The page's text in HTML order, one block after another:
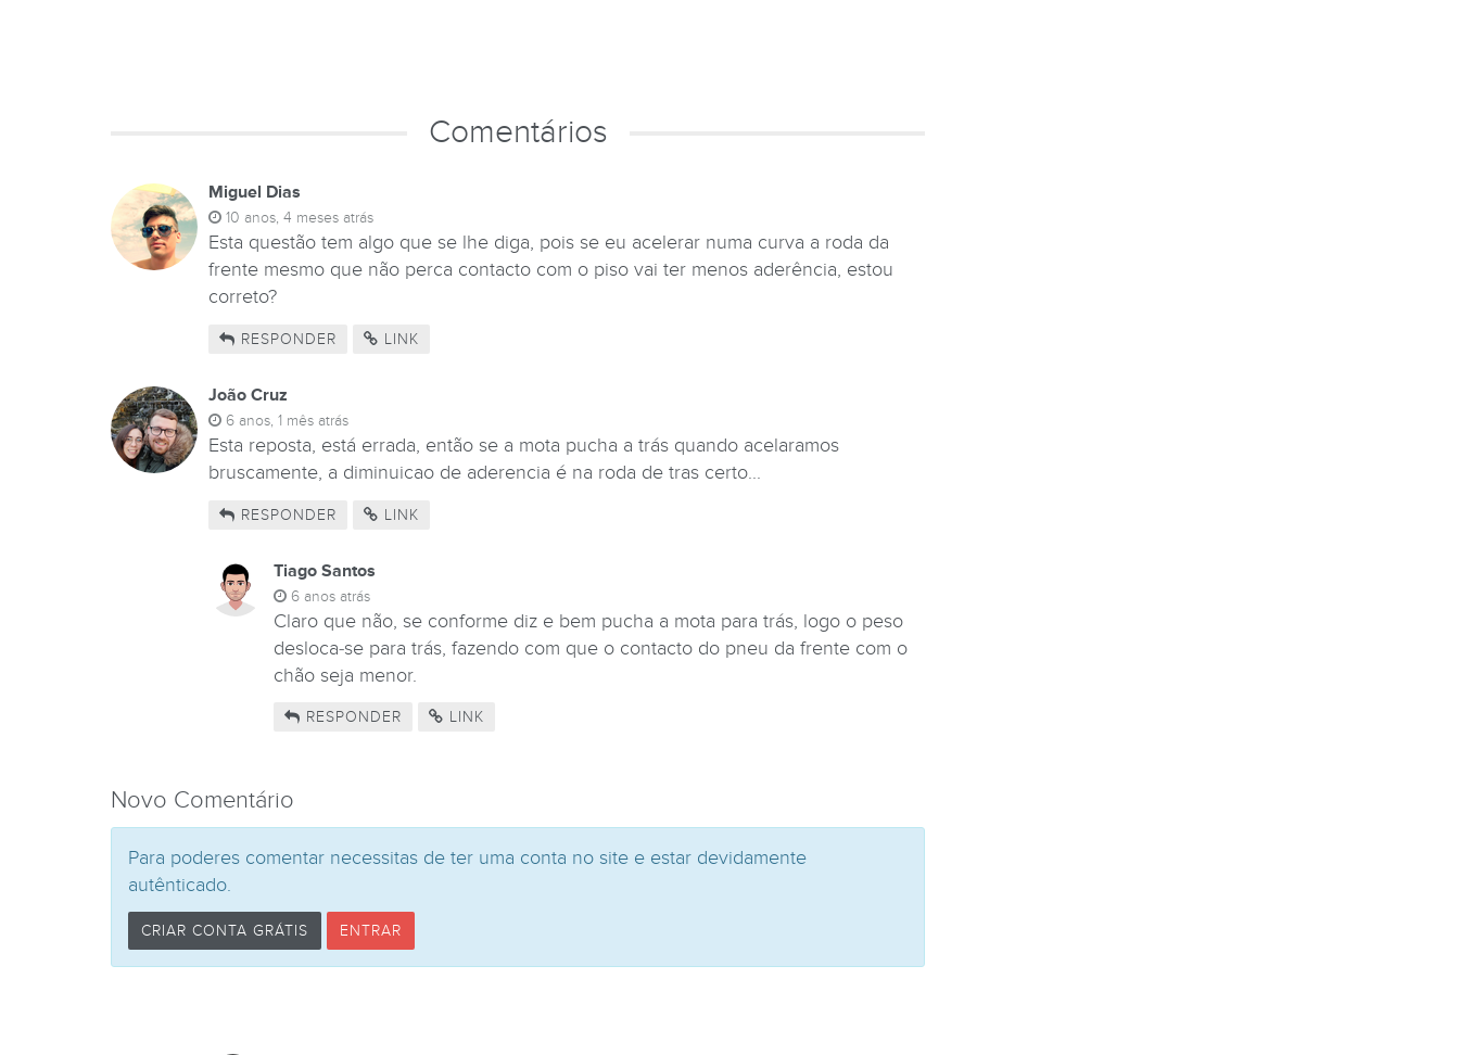
Comentários
Miguel Dias
10 anos, 4 meses atrás
Esta questão tem algo que se lhe diga, pois se eu acelerar numa curva a roda da
frente mesmo que não perca contacto com o piso vai ter menos aderência, estou
correto?
RESPONDER LINK
João Cruz
6 anos, 1 mês atrás
Esta reposta, está errada, então se a mota pucha a trás quando acelaramos
bruscamente, a diminuicao de aderencia é na roda de tras certo...
RESPONDER LINK
Tiago Santos
6 anos atrás
Claro que não, se conforme diz e bem pucha a mota para trás, logo o peso
desloca-se para trás, fazendo com que o contacto do pneu da frente com o
chão seja menor.
RESPONDER LINK
Novo Comentário
Para poderes comentar necessitas de ter uma conta no site e estar devidamente
autênticado.
CRIAR CONTA GRÁTIS ENTRAR